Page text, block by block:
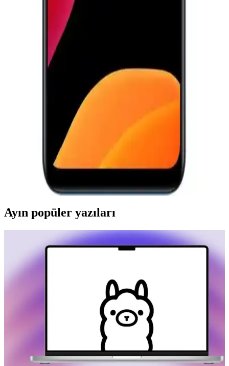
Samsung telefon sıfırlama yöntemleri, performans artırma ve veri
güvenliği için önemli. Adımlar ve ipuçlarıyla cihazınızı nasıl
sıfırlayacağınızı öğrenin.
Samsung Galaxy S28 2025: Yenilikçi Özellikleri ve
Piyasa Beklentileri
Samsung Galaxy S28, 2025'te piyasaya çıkacak, gelişmiş kamera,
performans ve tasarım özellikleriyle öne çıkan yüksek fiyatlı bir
Casper Via E30 ve M35 Modellerinin Detaylı
Karşılaştırması ve Hangi Telefonun Daha İyi
Casper Via E30 ve M35 modellerinin özelliklerini karşılaştırıyoruz.
Batarya, kamera, hafıza ve performans gibi önemli detaylar, hangi
telefonun ihtiyaçlarınıza daha uygun olduğunu belirlemenize
yardımcı oluyor.
Ayın popüler yazıları